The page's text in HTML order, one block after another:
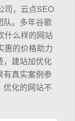
司，云点SEO
队。多年谷歌
什么样的网站
惠的价格助力
，建站加优化
有真实案例参
优化的网站不